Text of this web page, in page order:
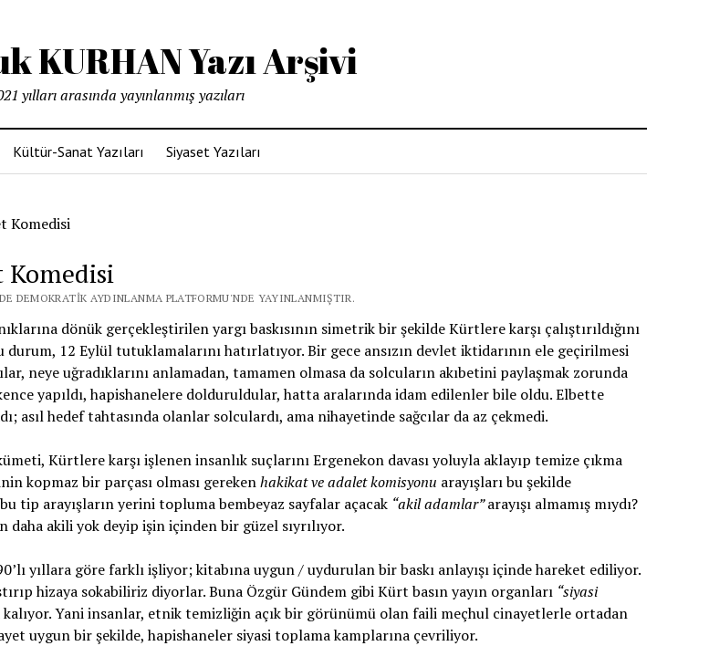
KURHAN Yazı Arşivi
yılları arasında yayınlanmış yazıları
Kültür-Sanat Yazıları Siyaset Yazıları
Komedisi
Komedisi
DEMOKRATIK AYDINLANMA PLATFORMU'NDE YAYINLANMIŞTIR.
dönük gerçekleştirilen yargı baskısının simetrik bir şekilde Kürtlere karşı çalıştırıldığını
12 Eylül tutuklamalarını hatırlatıyor. Bir gece ansızın devlet iktidarının ele geçirilmesi
neye uğradıklarını anlamadan, tamamen olmasa da solcuların akıbetini paylaşmak zorunda
yapıldı, hapishanelere dolduruldular, hatta aralarında idam edilenler bile oldu. Elbette
asıl hedef tahtasında olanlar solculardı, ama nihayetinde sağcılar da az çekmedi.
Kürtlere karşı işlenen insanlık suçlarını Ergenekon davası yoluyla aklayıp temize çıkma
kopmaz bir parçası olması gerekenhakikat ve adalet komisyonu arayışları bu şekilde
tip arayışların yerini topluma bembeyaz sayfalar açacak “akil adamlar”arayışı almamış mıydı?
daha akili yok deyip işin içinden bir güzel sıyrılıyor.
yıllara göre farklı işliyor; kitabına uygun / uydurulan bir baskı anlayışı içinde hareket ediliyor.
hizaya sokabiliriz diyorlar. Buna Özgür Gündem gibi Kürt basın yayın organları “siyasi
Yani insanlar, etnik temizliğin açık bir görünümü olan faili meçhul cinayetlerle ortadan
uygun bir şekilde, hapishaneler siyasi toplama kamplarına çevriliyor.